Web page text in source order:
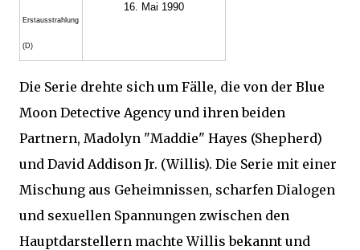
Erstaus­strahlung
(D)
16. Mai 1990
Die Serie drehte sich um Fälle, die von der Blue
Moon Detective Agency und ihren beiden
Partnern, Madolyn "Maddie" Hayes (Shepherd)
und David Addison Jr. (Willis). Die Serie mit einer
Mischung aus Geheimnissen, scharfen Dialogen
und sexuellen Spannungen zwischen den
Hauptdarstellern machte Willis bekannt und